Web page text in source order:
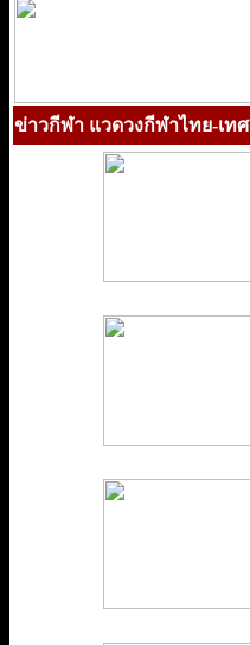
ข่าวกีฬา แวดวงกีฬาไทย-เทศ